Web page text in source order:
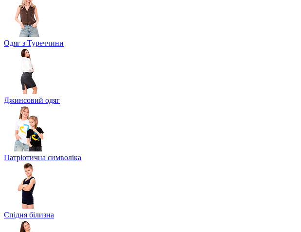
Одяг з Туреччини
Джинсовий одяг
Патріотична символіка
Спідня білизна